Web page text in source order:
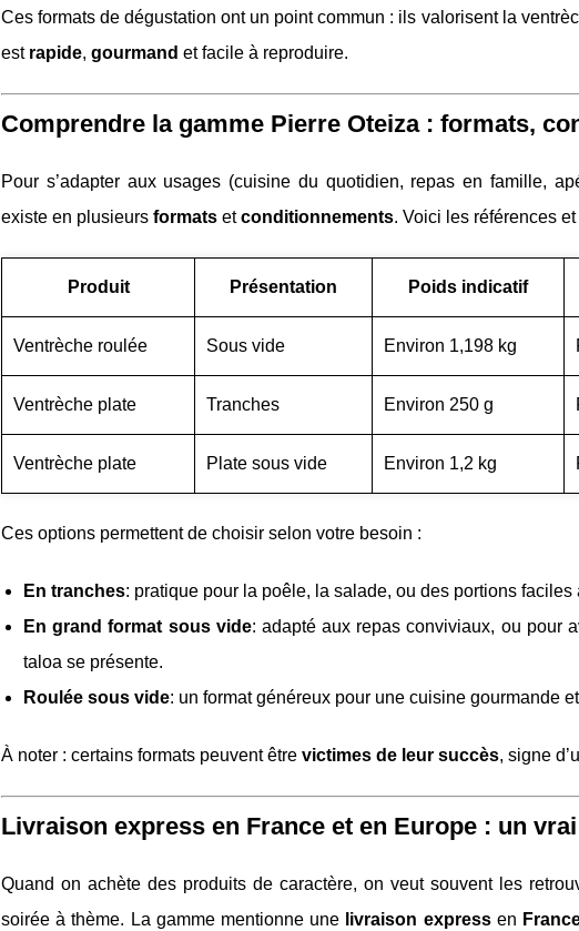
Ces formats de dégustation ont un point commun : ils valorisent la
est rapide, gourmand et facile à reproduire.
Comprendre la gamme Pierre Oteiza : formats,
Pour s’adapter aux usages (cuisine du quotidien, repas en famille,
existe en plusieurs formats etconditionnements. Voici les références et
Produit Présentation Poids indicatif
Ventrèche roulée Sous vide Environ 1,198 kg
Ventrèche plate Tranches Environ 250 g
Ventrèche plate Plate sous vide Environ 1,2 kg
Ces options permettent de choisir selon votre besoin :
En tranches: pratique pour la poêle, la salade, ou des portions faciles
En grand format sous vide: adapté aux repas conviviaux, ou pour
taloa se présente.
Roulée sous vide: un format généreux pour une cuisine gourmande
À noter : certains formats peuvent être victimes de leur succès, signe
Livraison express en France et en Europe : un
Quand on achète des produits de caractère, on veut souvent les
soirée à thème. La gamme mentionne une livraison expressen